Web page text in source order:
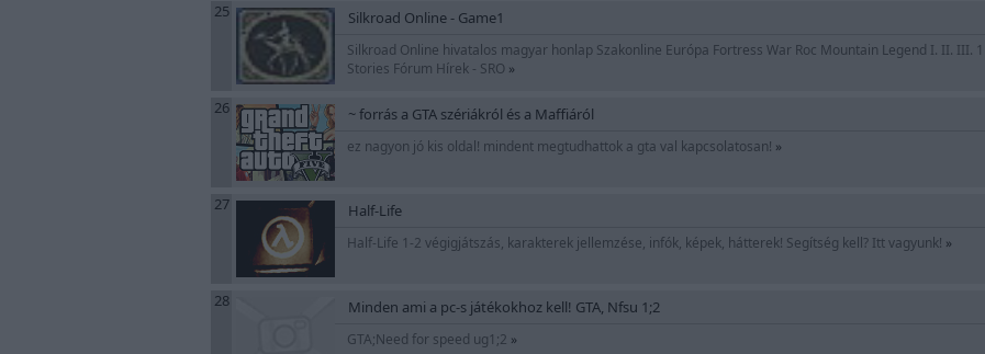
25 Silkroad Online - Game1
Silkroad Online hivatalos magyar honlap Szakonline Európa Fortress War Roc Mountain Legend I. II. III.
Stories Fórum Hírek - SRO »
26 ~ forrás a GTA szériákról és a Maffiáról
ez nagyon jó kis oldal! mindent megtudhattok a gta val kapcsolatosan! »
27 Half-Life
Half-Life 1-2 végigjátszás, karakterek jellemzése, infók, képek, hátterek! Segítség kell? Itt vagyunk! »
28 Minden ami a pc-s játékokhoz kell! GTA, Nfsu 1;2
GTA;Need for speed ug1;2 »